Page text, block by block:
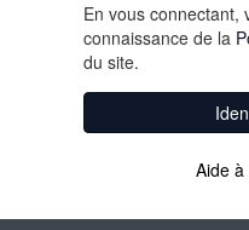
En vous connectant,
connaissance de la
du site.
Aide à